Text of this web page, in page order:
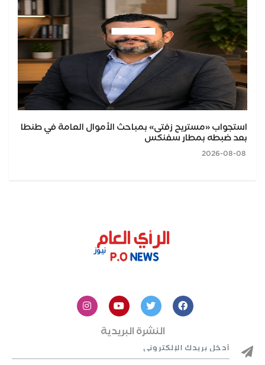
استجواب «مستريح زفتى» بمباحث الأموال العامة في طنطا
بعد ضبطه بمطار سفنكس
النشرة البريدية